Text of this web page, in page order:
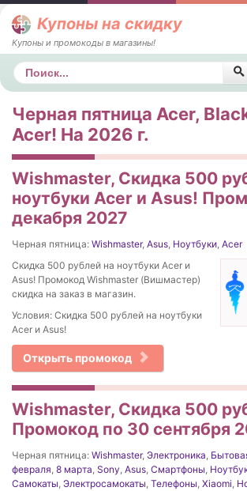
Купоны на скидку
Купоны и промокоды в магазины!
Поиск
Черная пятница Acer,
Acer! На 2026 г.
Wishmaster, Скидка 500
ноутбуки Acer и Asus!
декабря 2027
Черная пятница: Wishmaster, Asus, Ноутбуки, Acer
Скидка 500 рублей на ноутбуки Acer и
Asus! Промокод Wishmaster (Вишмастер)
скидка на заказ в магазин.
Условия: Скидка 500 рублей на ноутбуки
Acer и Asus!
Открыть промокод
Wishmaster, Скидка 500
Промокод по 30 сентября
Черная пятница: Wishmaster, Электроника,
февраля, 8 марта, Sony, Asus, Смартфоны,
Самокаты, Электросамокаты, Телефоны, Xiaomi,